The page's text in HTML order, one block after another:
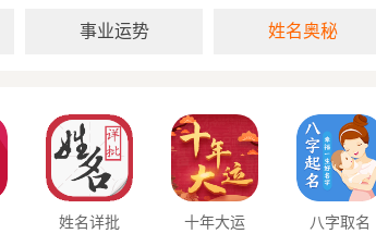
事业运势 姓名奥秘
姓名详批 十年大运 八字取名